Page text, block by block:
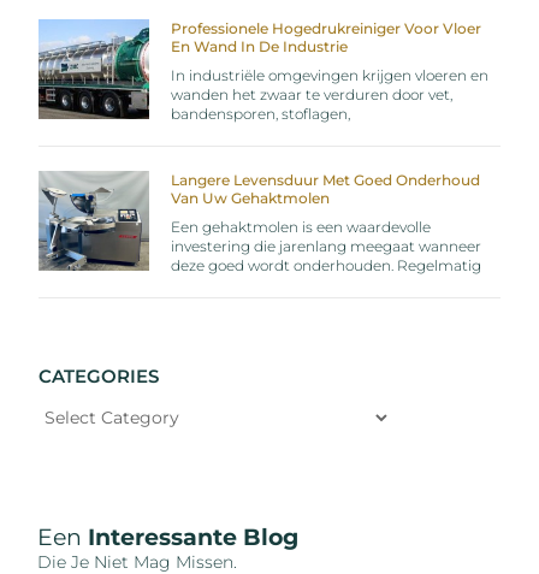
Professionele Hogedrukreiniger Voor Vloer
En Wand In De Industrie
In industriële omgevingen krijgen vloeren en
wanden het zwaar te verduren door vet,
bandensporen, stoflagen,
Langere Levensduur Met Goed Onderhoud
Van Uw Gehaktmolen
Een gehaktmolen is een waardevolle
investering die jarenlang meegaat wanneer
deze goed wordt onderhouden. Regelmatig
CATEGORIES
Een Interessante Blog
Die Je Niet Mag Missen.